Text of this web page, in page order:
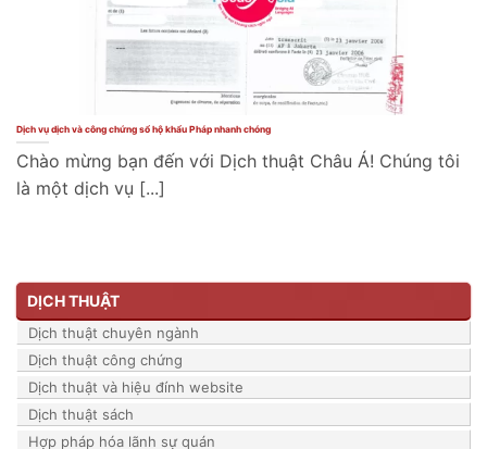
Dịch vụ dịch và công chứng sổ hộ khẩu Pháp nhanh chóng
Chào mừng bạn đến với Dịch thuật Châu Á! Chúng tôi
là một dịch vụ [...]
DỊCH THUẬT
Dịch thuật chuyên ngành
Dịch thuật công chứng
Dịch thuật và hiệu đính website
Dịch thuật sách
Hợp pháp hóa lãnh sự quán